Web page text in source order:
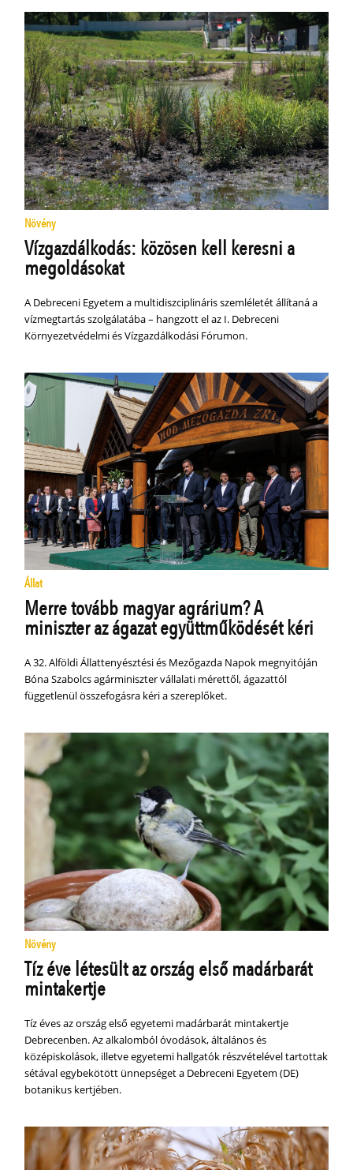
Növény
Vízgazdálkodás: közösen kell keresni a
megoldásokat
A Debreceni Egyetem a multidiszciplináris szemléletét állítaná a
vízmegtartás szolgálatába – hangzott el az I. Debreceni
Környezetvédelmi és Vízgazdálkodási Fórumon.
Állat
Merre tovább magyar agrárium? A
miniszter az ágazat együttműködését kéri
A 32. Alföldi Állattenyésztési és Mezőgazda Napok megnyitóján
Bóna Szabolcs agárminiszter vállalati mérettől, ágazattól
függetlenül összefogásra kéri a szereplőket.
Növény
Tíz éve létesült az ország első madárbarát
mintakertje
Tíz éves az ország első egyetemi madárbarát mintakertje
Debrecenben. Az alkalomból óvodások, általános és
középiskolások, illetve egyetemi hallgatók részvételével tartottak
sétával egybekötött ünnepséget a Debreceni Egyetem (DE)
botanikus kertjében.